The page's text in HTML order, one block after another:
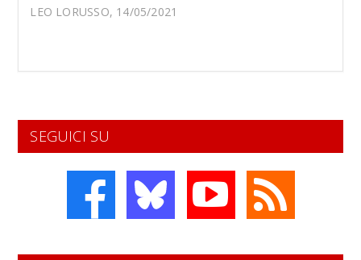
LEO LORUSSO, 14/05/2021
SEGUICI SU